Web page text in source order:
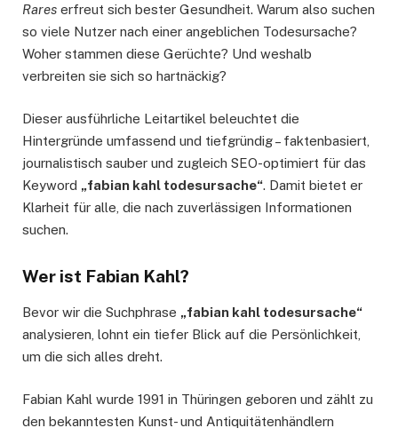
Rares erfreut sich bester Gesundheit. Warum also suchen
so viele Nutzer nach einer angeblichen Todesursache?
Woher stammen diese Gerüchte? Und weshalb
verbreiten sie sich so hartnäckig?
Dieser ausführliche Leitartikel beleuchtet die
Hintergründe umfassend und tiefgründig – faktenbasiert,
journalistisch sauber und zugleich SEO-optimiert für das
Keyword „fabian kahl todesursache“. Damit bietet er
Klarheit für alle, die nach zuverlässigen Informationen
suchen.
Wer ist Fabian Kahl?
Bevor wir die Suchphrase „fabian kahl todesursache“
analysieren, lohnt ein tiefer Blick auf die Persönlichkeit,
um die sich alles dreht.
Fabian Kahl wurde 1991 in Thüringen geboren und zählt zu
den bekanntesten Kunst- und Antiquitätenhändlern